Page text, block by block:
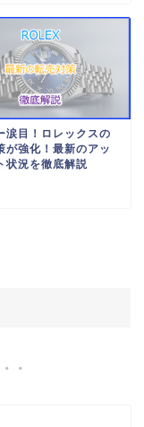
涙目！ロレックスの
が強化！最新のアッ
状況を徹底解説